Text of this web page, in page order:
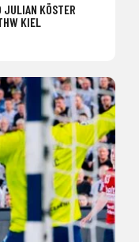
JULIAN KÖSTER
KIEL